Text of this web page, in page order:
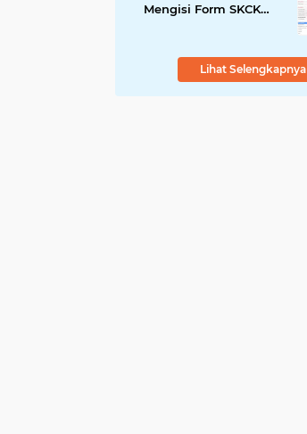
Mengisi Form SKCK
Lihat Selengkapnya